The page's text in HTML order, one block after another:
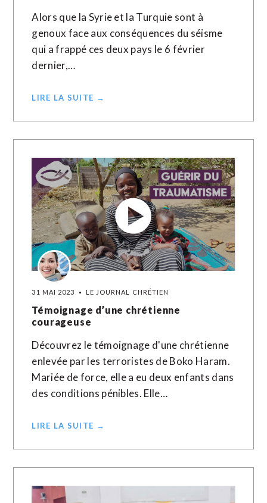
Alors que la Syrie et la Turquie sont à
genoux face aux conséquences du séisme
qui a frappé ces deux pays le 6 février
dernier,…
LIRE LA SUITE →
31 MAI 2023 LE JOURNAL CHRÉTIEN
Témoignage d’une chrétienne
courageuse
Découvrez le témoignage d'une chrétienne
enlevée par les terroristes de Boko Haram.
Mariée de force, elle a eu deux enfants dans
des conditions pénibles. Elle…
LIRE LA SUITE →